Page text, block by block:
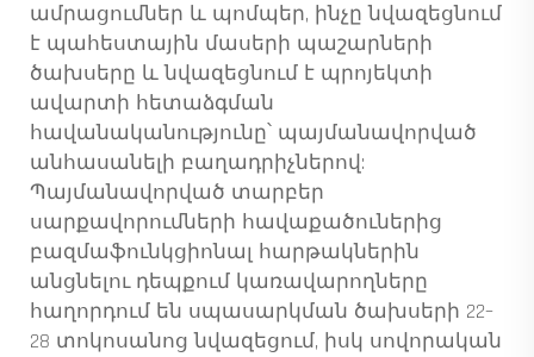
ամրացումներ և պոմպեր, ինչը նվազեցնում
է պահեստային մասերի պաշարների
ծախսերը և նվազեցնում է պրոյեկտի
ավարտի հետաձգման
հավանականությունը՝ պայմանավորված
անհասանելի բաղադրիչներով:
Պայմանավորված տարբեր
սարքավորումների հավաքածուներից
բազմաֆունկցիոնալ հարթակներին
անցնելու դեպքում կառավարողները
հաղորդում են սպասարկման ծախսերի 22–
28 տոկոսանոց նվազեցում, իսկ սովորական